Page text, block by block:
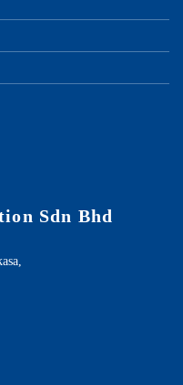
Sdn Bhd